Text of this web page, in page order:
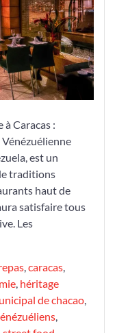
Caracas :
est un
traditions
haut de
satisfaire tous
Les
,caracas,
, héritage
de chacao,
,